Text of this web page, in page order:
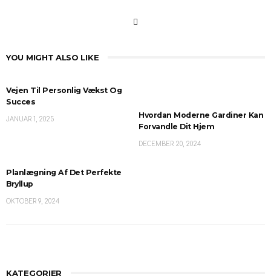
YOU MIGHT ALSO LIKE
Vejen Til Personlig Vækst Og
Succes
JANUAR 1, 2025
Hvordan Moderne Gardiner Kan
Forvandle Dit Hjem
DECEMBER 20, 2024
Planlægning Af Det Perfekte
Bryllup
OKTOBER 9, 2024
KATEGORIER